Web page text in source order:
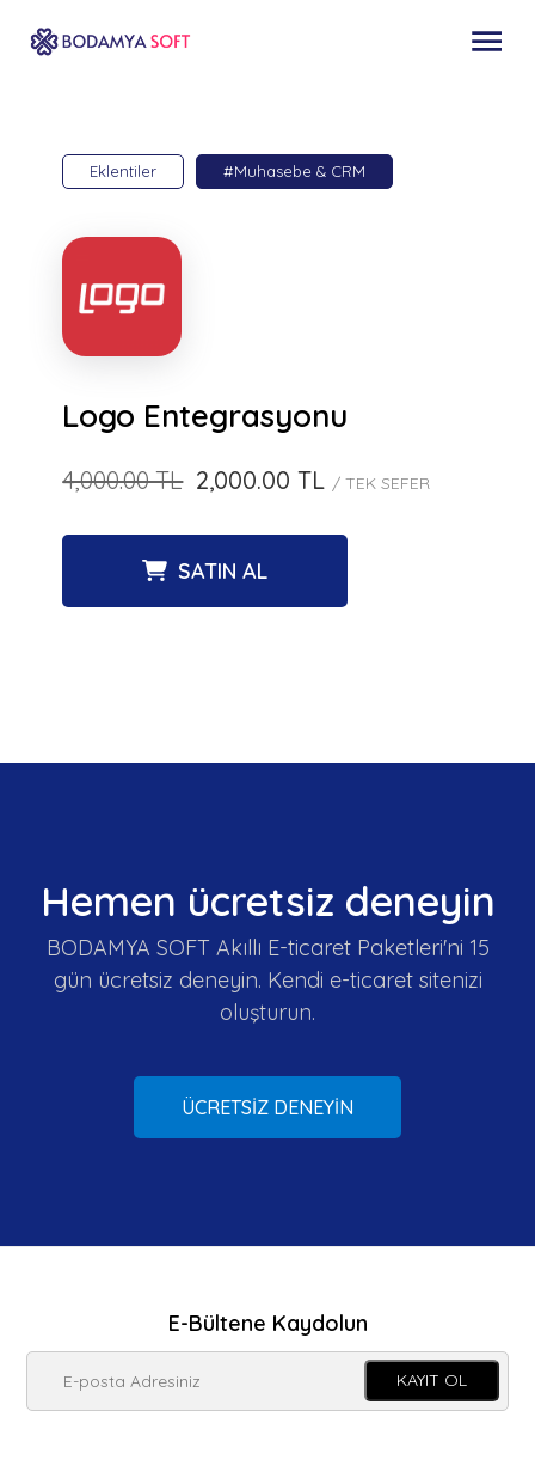
Eklentiler #Muhasebe & CRM
Logo Entegrasyonu
4,000.00 TL 2,000.00 TL / TEK SEFER
SATIN AL
Hemen ücretsiz deneyin
BODAMYA SOFT Akıllı E-ticaret Paketleri'ni 15
gün ücretsiz deneyin. Kendi e-ticaret sitenizi
oluşturun.
ÜCRETSİZ DENEYİN
E-Bültene Kaydolun
KAYIT OL